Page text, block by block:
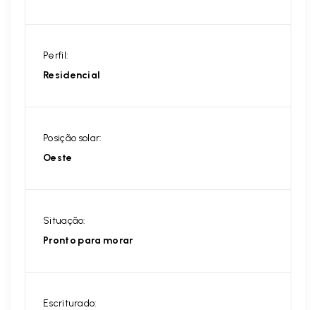
Perfil:
Residencial
Posição solar:
Oeste
Situação:
Pronto para morar
Escriturado: